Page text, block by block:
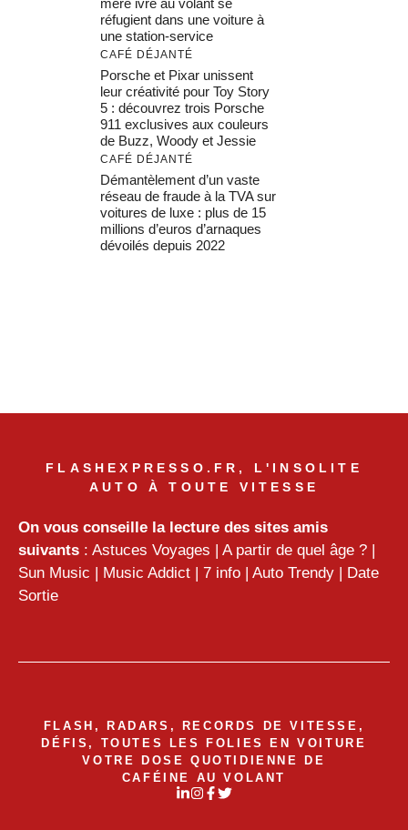
mère ivre au volant se
réfugient dans une voiture à
une station-service
CAFÉ DÉJANTÉ
Porsche et Pixar unissent
leur créativité pour Toy Story
5 : découvrez trois Porsche
911 exclusives aux couleurs
de Buzz, Woody et Jessie
CAFÉ DÉJANTÉ
Démantèlement d’un vaste
réseau de fraude à la TVA sur
voitures de luxe : plus de 15
millions d’euros d’arnaques
dévoilés depuis 2022
FLASHEXPRESSO.FR, L'INSOLITE
AUTO À TOUTE VITESSE
On vous conseille la lecture des sites amis
suivants : Astuces Voyages | A partir de quel âge ? |
Sun Music | Music Addict | 7 info | Auto Trendy | Date
Sortie
FLASH, RADARS, RECORDS DE VITESSE,
DÉFIS, TOUTES LES FOLIES EN VOITURE
VOTRE DOSE QUOTIDIENNE DE
CAFÉINE AU VOLANT